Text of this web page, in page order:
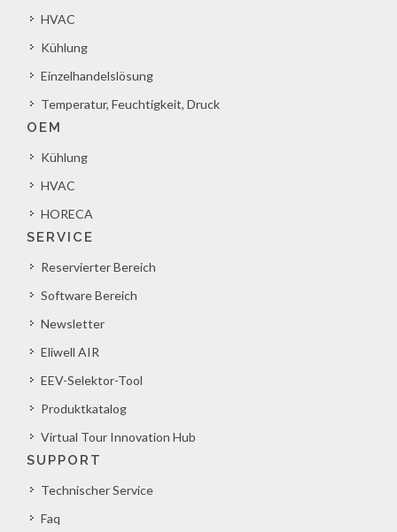
HVAC
Kühlung
Einzelhandelslösung
Temperatur, Feuchtigkeit, Druck
OEM
Kühlung
HVAC
HORECA
SERVICE
Reservierter Bereich
Software Bereich
Newsletter
Eliwell AIR
EEV-Selektor-Tool
Produktkatalog
Virtual Tour Innovation Hub
SUPPORT
Technischer Service
Faq